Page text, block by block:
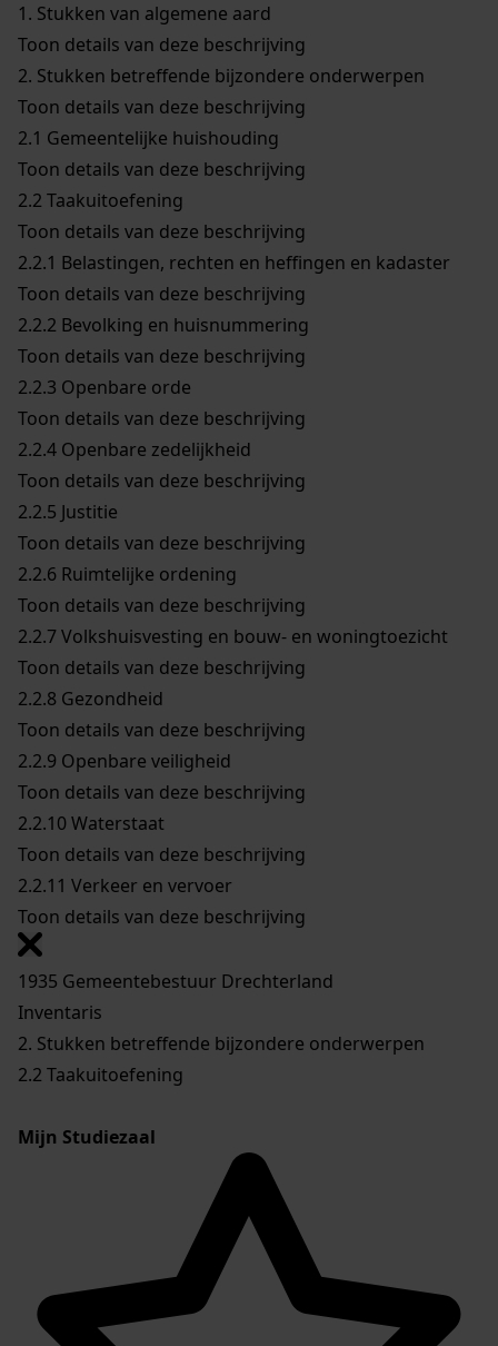
1. Stukken van algemene aard
Toon details van deze beschrijving
2. Stukken betreffende bijzondere onderwerpen
Toon details van deze beschrijving
2.1 Gemeentelijke huishouding
Toon details van deze beschrijving
2.2 Taakuitoefening
Toon details van deze beschrijving
2.2.1 Belastingen, rechten en heffingen en kadaster
Toon details van deze beschrijving
2.2.2 Bevolking en huisnummering
Toon details van deze beschrijving
2.2.3 Openbare orde
Toon details van deze beschrijving
2.2.4 Openbare zedelijkheid
Toon details van deze beschrijving
2.2.5 Justitie
Toon details van deze beschrijving
2.2.6 Ruimtelijke ordening
Toon details van deze beschrijving
2.2.7Volkshuisvesting en bouw- en woningtoezicht
Toon details van deze beschrijving
2.2.8 Gezondheid
Toon details van deze beschrijving
2.2.9 Openbare veiligheid
Toon details van deze beschrijving
2.2.10 Waterstaat
Toon details van deze beschrijving
2.2.11 Verkeer en vervoer
Toon details van deze beschrijving
1935 Gemeentebestuur Drechterland
Inventaris
2. Stukken betreffende bijzondere onderwerpen
2.2 Taakuitoefening
Mijn Studiezaal